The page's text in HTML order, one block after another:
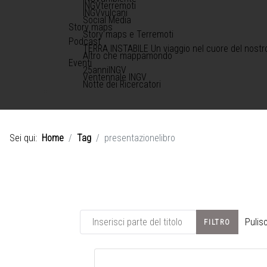
INGVterremoti
INGVvulcani
Social Media
Story maps
Story maps e Terremoti
Podcast
TERRA INSTABILE Un viaggio nel cuore del
Altro che mappamondo
Eventi
25anniINGV
Ventennale INGV
Notte dei Ricercatori
Sei qui: Home Tag presentazionelibro
Inserisci parte del titolo FILTRO